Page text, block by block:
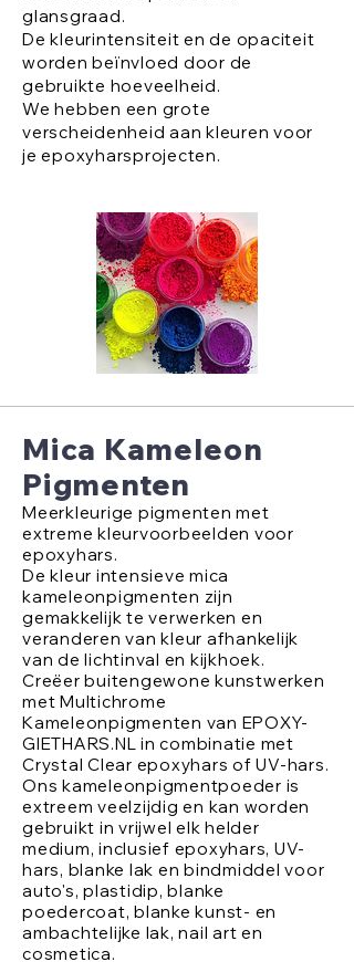
glansgraad.
De kleurintensiteit en de opaciteit
worden beïnvloed door de
gebruikte hoeveelheid.
We hebben een grote
verscheidenheid aan kleuren voor
je epoxyharsprojecten.
Mica Kameleon
Pigmenten
Meerkleurige pigmenten met
extreme kleurvoorbeelden voor
epoxyhars.
De kleur intensieve mica
kameleonpigmenten zijn
gemakkelijk te verwerken en
veranderen van kleur afhankelijk
van de lichtinval en kijkhoek.
Creëer buitengewone kunstwerken
met Multichrome
Kameleonpigmenten van EPOXY-
GIETHARS.NL in combinatie met
Crystal Clear epoxyhars of UV-hars.
Ons kameleonpigmentpoeder is
extreem veelzijdig en kan worden
gebruikt in vrijwel elk helder
medium, inclusief epoxyhars, UV-
hars, blanke lak en bindmiddel voor
auto's, plastidip, blanke
poedercoat, blanke kunst- en
ambachtelijke lak, nail art en
cosmetica.